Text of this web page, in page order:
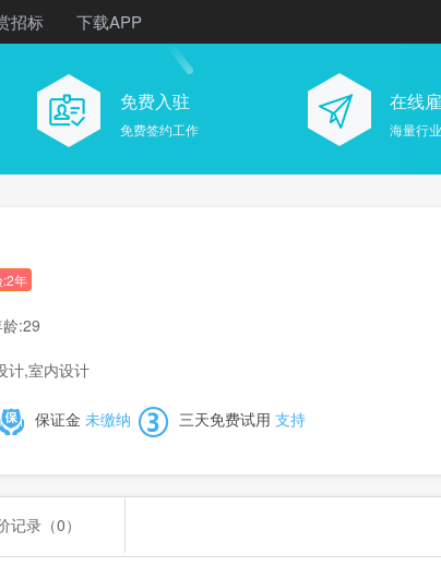
招标 下载APP
免费入驻
免费签约工作
在线
海量行
:2年
:29
计,室内设计
保证金 未缴纳 三天免费试用 支持
记录（0）